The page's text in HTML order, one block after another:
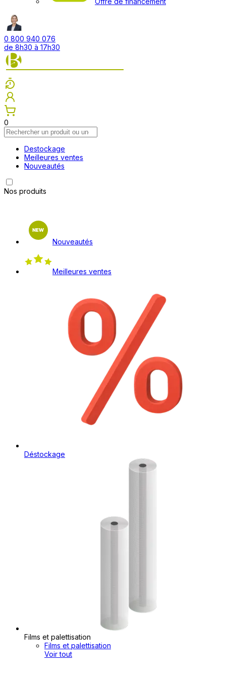
0 800 940 076
de 8h30 à 17h30
0
Destockage
Meilleures ventes
Nouveautés
Nos produits
Nouveautés
Meilleures ventes
Déstockage
Films et palettisation
Films et palettisation
Voir tout